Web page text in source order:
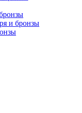
и бронзы